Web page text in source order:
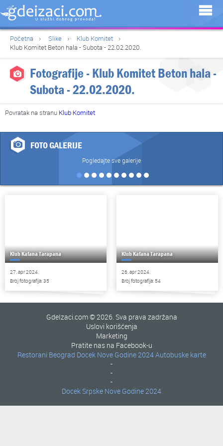
Početna Slike
Klub Komitet
Klub Komitet Beton hala - Subota - 22.02.2020.
Fotografije - Klub Komitet Beton hala -
Subota - 22.02.2020.
Povratak na stranu Klub Komitet
FOTO GALERIJE
Pogledajte sve galerije
Klub Kafana Tarapana
27. apr 2024.
Broj fotografija: 35
Klub Kafana Tarapana
26. apr 2024.
Broj fotografija: 54
GdeIzaci.com © 2026. Sva prava zadržana
Uslovi korišćenja
Marketing
Pratite nas na Facebook-u
Restorani Beograd
-
Docek Nove Godine 2024
-
Autobuske karte
-
Docek Srpske Nove Godine 2024